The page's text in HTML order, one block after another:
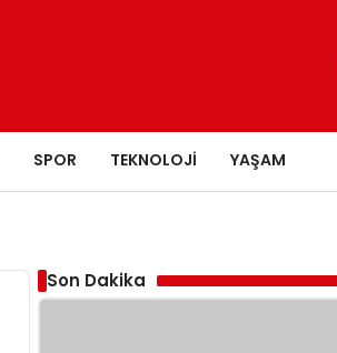
SPOR TEKNOLOJI YAŞAM
Son Dakika